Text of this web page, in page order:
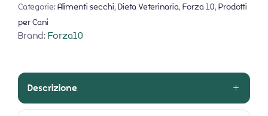
Categorie: Alimenti secchi, Dieta Veterinaria, Forza 10, Prodotti
per Cani
Brand:Forza10
Descrizione